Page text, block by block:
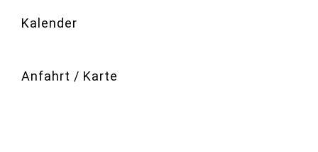
Kalender
Anfahrt / Karte